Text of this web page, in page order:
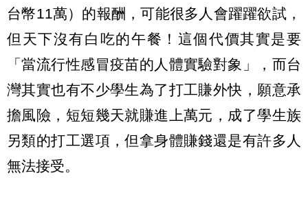
台幣11萬）的報酬，可能很多人會躍躍欲試，
但天下沒有白吃的午餐！這個代價其實是要
「當流行性感冒疫苗的人體實驗對象」，而台
灣其實也有不少學生為了打工賺外快，願意承
擔風險，短短幾天就賺進上萬元，成了學生族
另類的打工選項，但拿身體賺錢還是有許多人
無法接受。